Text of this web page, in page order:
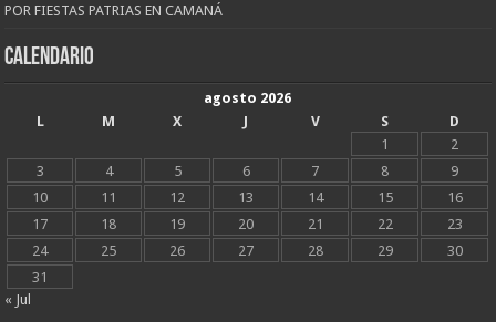
POR FIESTAS PATRIAS EN CAMANÁ
CALENDARIO
agosto 2026
L
M X J V S
D
1
2
3
4 5 6 7 8
9
10
11 12 13 14 15
16
17
18 19 20 21 22
23
24
25 26 27 28 29
30
31
« Jul